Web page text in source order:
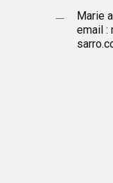
Marie
email :